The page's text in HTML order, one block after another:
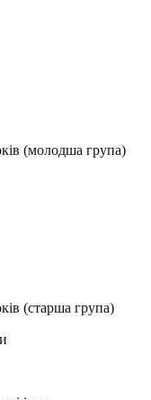
(молодша група)
(старша група)